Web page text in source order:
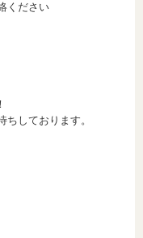
ください
しております。